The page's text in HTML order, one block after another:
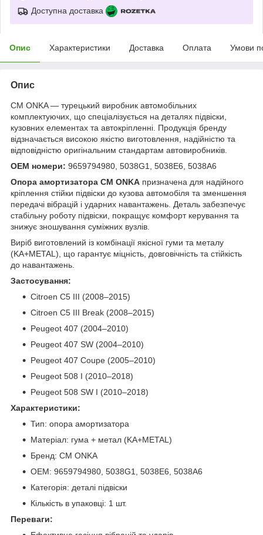
Доступна доставка
Опис Характеристики Доставка Оплата Умови
Опис
CM ONKA — турецький виробник автомобільних
комплектуючих, що спеціалізується на деталях підвіски,
кузовних елементах та автокріпленні. Продукція бренду
відзначається високою якістю виготовлення, надійністю та
відповідністю оригінальним стандартам автовиробників.
OEM номери: 9659794980, 5038G1, 5038E6, 5038A6
Опора амортизатора CM ONKA призначена для надійного
кріплення стійки підвіски до кузова автомобіля та зменшення
передачі вібрацій і ударних навантажень. Деталь забезпечує
стабільну роботу підвіски, покращує комфорт керування та
знижує зношування суміжних вузлів.
Виріб виготовлений із комбінації якісної гуми та металу
(KA+METAL), що гарантує міцність, довговічність та стійкість
до навантажень.
Застосування:
Citroen C5 III (2008–2015)
Citroen C5 III Break (2008–2015)
Peugeot 407 (2004–2010)
Peugeot 407 SW (2004–2010)
Peugeot 407 Coupe (2005–2010)
Peugeot 508 I (2010–2018)
Peugeot 508 SW I (2010–2018)
Характеристики:
Тип: опора амортизатора
Матеріал: гума + метал (KA+METAL)
Бренд: CM ONKA
OEM: 9659794980, 5038G1, 5038E6, 5038A6
Категорія: деталі підвіски
Кількість в упаковці: 1 шт.
Переваги: